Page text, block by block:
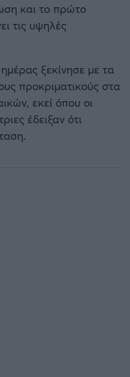
και το πρώτο
τις υψηλές
ξεκίνησε με τα
προκριματικούς στα
εκεί όπου οι
έδειξαν ότι